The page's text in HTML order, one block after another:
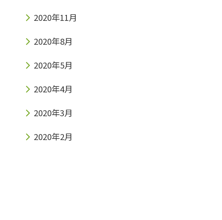
2020年11月
2020年8月
2020年5月
2020年4月
2020年3月
2020年2月